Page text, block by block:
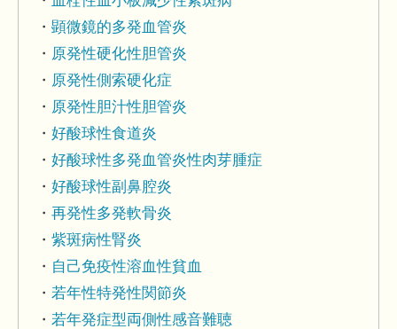
顕微鏡的多発血管炎
原発性硬化性胆管炎
原発性側索硬化症
原発性胆汁性胆管炎
好酸球性食道炎
好酸球性多発血管炎性肉芽腫症
好酸球性副鼻腔炎
再発性多発軟骨炎
紫斑病性腎炎
自己免疫性溶血性貧血
若年性特発性関節炎
若年発症型両側性感音難聴